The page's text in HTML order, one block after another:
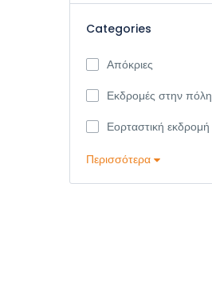
Categories
Απόκριες
Εκδρομές στην πόλη
Εορταστική εκδρομή
Περισσότερα